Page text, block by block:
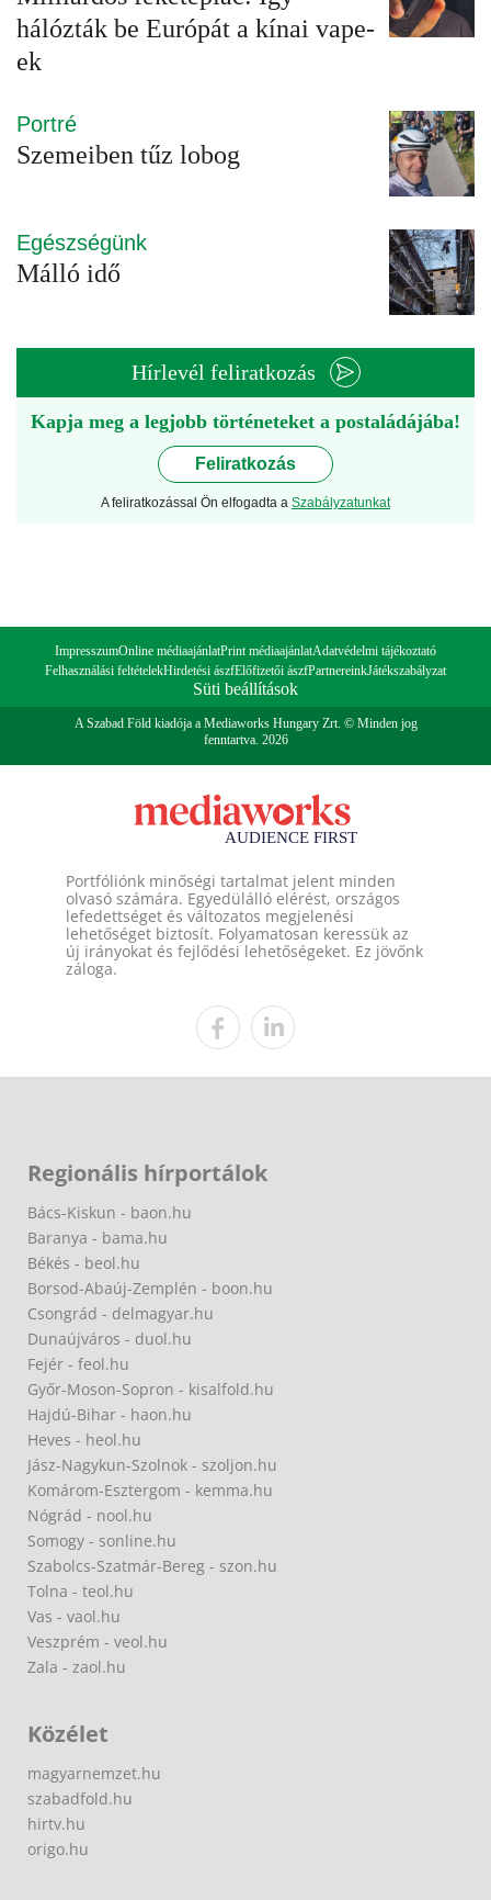
hálózták be Európát a kínai vape-
ek
Portré
Szemeiben tűz lobog
Egészségünk
Málló idő
Hírlevél feliratkozás
Kapja meg a legjobb történeteket a postaládájába!
Feliratkozás
A feliratkozással Ön elfogadta a Szabályzatunkat
ImpresszumOnline médiaajánlatPrint médiaajánlatAdatvédelmi tájékoztató
Felhasználási feltételekHirdetési ászfElőfizetői ászfPartnereinkJátékszabályzat
Süti beállítások
A Szabad Föld kiadója a Mediaworks Hungary Zrt. © Minden jog
fenntartva. 2026
Portfóliónk minőségi tartalmat jelent minden
olvasó számára. Egyedülálló elérést, országos
lefedettséget és változatos megjelenési
lehetőséget biztosít. Folyamatosan keressük az
új irányokat és fejlődési lehetőségeket. Ez jövőnk
záloga.
Regionális hírportálok
Bács-Kiskun - baon.hu
Baranya - bama.hu
Békés - beol.hu
Borsod-Abaúj-Zemplén - boon.hu
Csongrád - delmagyar.hu
Dunaújváros - duol.hu
Fejér - feol.hu
Győr-Moson-Sopron - kisalfold.hu
Hajdú-Bihar - haon.hu
Heves - heol.hu
Jász-Nagykun-Szolnok - szoljon.hu
Komárom-Esztergom - kemma.hu
Nógrád - nool.hu
Somogy - sonline.hu
Szabolcs-Szatmár-Bereg - szon.hu
Tolna - teol.hu
Vas - vaol.hu
Veszprém - veol.hu
Zala - zaol.hu
Közélet
magyarnemzet.hu
szabadfold.hu
hirtv.hu
origo.hu